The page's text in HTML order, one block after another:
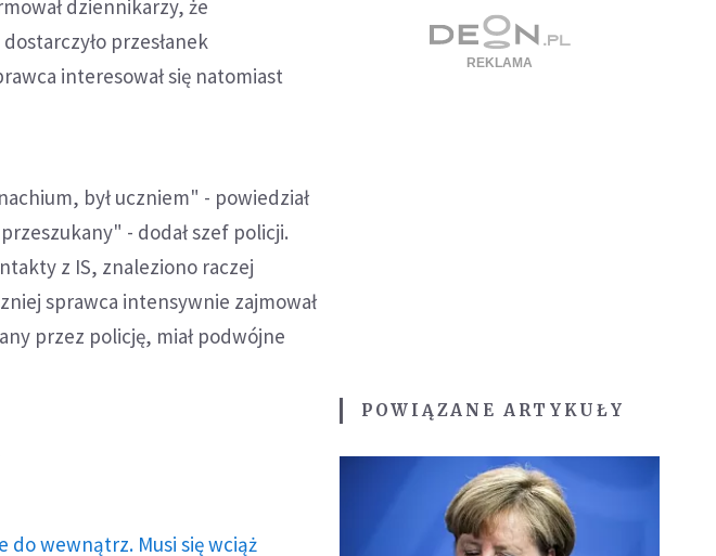
dziennikarzy, że
przesłanek
interesował się natomiast
był uczniem" - powiedział
- dodał szef policji.
z IS, znaleziono raczej
sprawca intensywnie zajmował
przez policję, miał podwójne
do wewnątrz. Musi się wciąż
POWIĄZANE ARTYKUŁY